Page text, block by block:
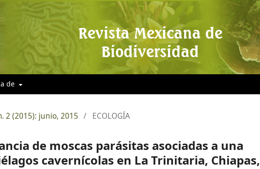
Revista Mexicana de
Biodiversidad
de
2 (2015): junio, 2015 / ECOLOGÍA
de moscas parásitas asociadas a una
cavernícolas en La Trinitaria, Chiapas,